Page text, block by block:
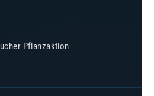
Pflanzaktion